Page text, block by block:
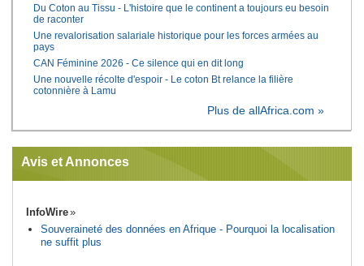
Du Coton au Tissu - L'histoire que le continent a toujours eu besoin
de raconter
Une revalorisation salariale historique pour les forces armées au
pays
CAN Féminine 2026 - Ce silence qui en dit long
Une nouvelle récolte d'espoir - Le coton Bt relance la filière
cotonnière à Lamu
Plus de allAfrica.com »
Avis et Annonces
InfoWire
Souveraineté des données en Afrique - Pourquoi la localisation
ne suffit plus